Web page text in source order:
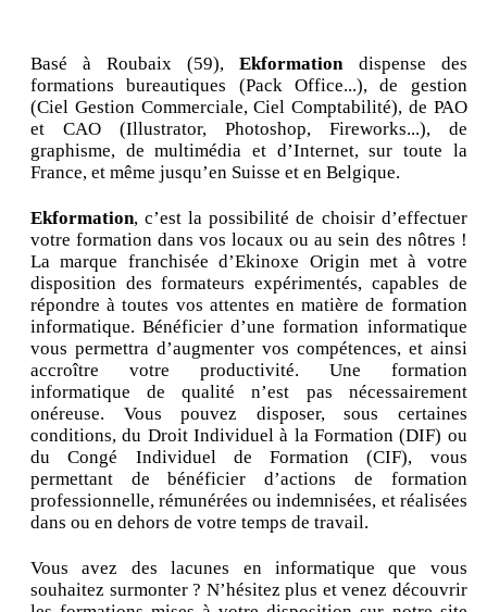
Basé à Roubaix (59),Ekformationdispense des
formations bureautiques (Pack Office...), de gestion
(Ciel Gestion Commerciale, Ciel Comptabilité), de PAO
et CAO (Illustrator, Photoshop, Fireworks...), de
graphisme, de multimédia et d’Internet, sur toute la
France, et même jusqu’en Suisse et en Belgique.
Ekformation, c’est la possibilité de choisir d’effectuer
votre formation dans vos locaux ou au sein des nôtres !
La marque franchisée d’Ekinoxe Origin met à votre
disposition des formateurs expérimentés, capables de
répondre à toutes vos attentes en matière de formation
informatique. Bénéficier d’une formation informatique
vous permettra d’augmenter vos compétences, et ainsi
accroître votre productivité. Une formation
informatique de qualité n’est pas nécessairement
onéreuse. Vous pouvez disposer, sous certaines
conditions, du Droit Individuel à la Formation (DIF) ou
du Congé Individuel de Formation (CIF), vous
permettant de bénéficier d’actions de formation
professionnelle, rémunérées ou indemnisées, et réalisées
dans ou en dehors de votre temps de travail.
Vous avez des lacunes en informatique que vous
souhaitez surmonter ? N’hésitez plus et venez découvrir